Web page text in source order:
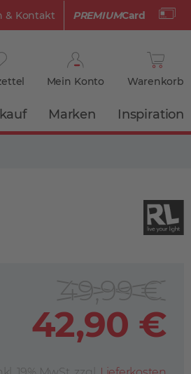
PREMIUMCard
& Kontakt
Mein Konto Warenkorb
Marken Inspiration
42,90 €